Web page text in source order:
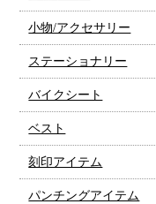
小物/アクセサリー
ステーショナリー
バイクシート
ベスト
刻印アイテム
パンチングアイテム